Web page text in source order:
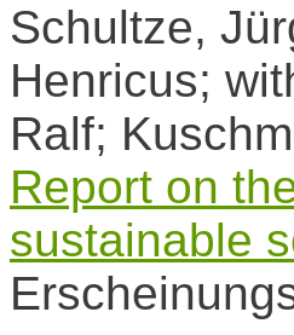
Schultze,
Henricus;
Ralf;
Report on
sustainable